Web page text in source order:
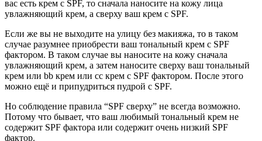
вас есть крем с SPF, то сначала наносите на кожу лица
увлажняющий крем, а сверху ваш крем с SPF.
Если же вы не выходите на улицу без макияжа, то в таком
случае разумнее приобрести ваш тональный крем с SPF
фактором. В таком случае вы наносите на кожу сначала
увлажняющий крем, а затем наносите сверху ваш тональный
крем или bb крем или cc крем с SPF фактором. После этого
можно ещё и припудриться пудрой с SPF.
Но соблюдение правила “SPF сверху” не всегда возможно.
Потому что бывает, что ваш любимый тональный крем не
содержит SPF фактора или содержит очень низкий SPF
фактор.